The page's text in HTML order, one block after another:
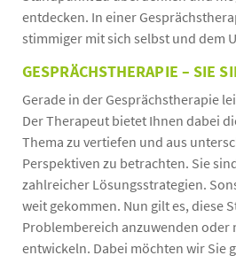
entdecken. In einer
stimmiger mit sich selbst und dem
GESPRÄCHSTHERAPIE – SIE
Gerade in der Gesprächstherapie
Der Therapeut bietet Ihnen dabei
Thema zu vertiefen und aus
Perspektiven zu betrachten. Sie
zahlreicher Lösungsstrategien.
weit gekommen. Nun gilt es, diese
Problembereich anzuwenden oder
entwickeln. Dabei möchten wir Sie